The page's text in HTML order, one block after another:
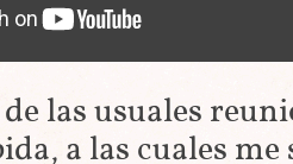
las usuales
a las cuales